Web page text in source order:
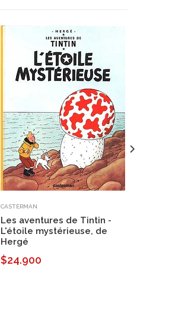
CASTERMAN
Les aventures de Tintin -
L'étoile mystérieuse, de
Hergé
$24.900